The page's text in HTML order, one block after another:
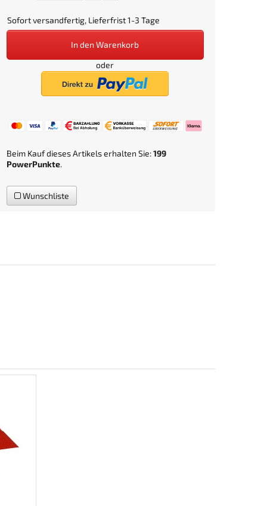
Sofort versandfertig, Lieferfrist 1-3 Tage
In den Warenkorb
oder
Beim Kauf dieses Artikels erhalten Sie:199
PowerPunkte.
Wunschliste